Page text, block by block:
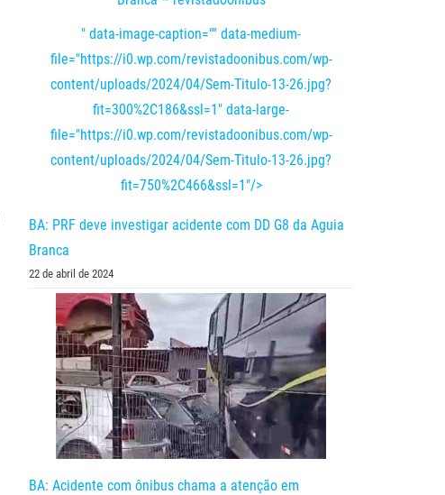
" data-image-caption="" data-medium-
file="https://i0.wp.com/revistadoonibus.com/wp-
content/uploads/2024/04/Sem-Titulo-13-26.jpg?
fit=300%2C186&ssl=1" data-large-
file="https://i0.wp.com/revistadoonibus.com/wp-
content/uploads/2024/04/Sem-Titulo-13-26.jpg?
fit=750%2C466&ssl=1"/>
BA: PRF deve investigar acidente com DD G8 da Aguia
Branca
22 de abril de 2024
BA: Acidente com ônibus chama a atenção em